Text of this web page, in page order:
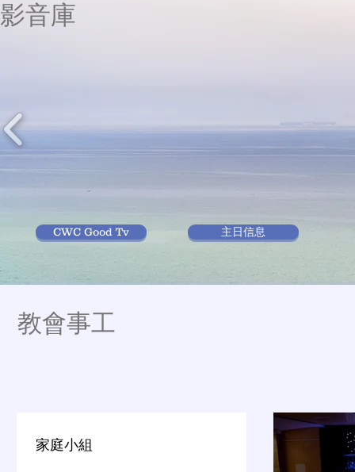
影音庫
CWC Good Tv 主日信息
​教會事工
家庭小組